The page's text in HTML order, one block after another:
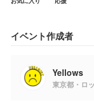
イベント作成者
Yellows
東京都・ロ